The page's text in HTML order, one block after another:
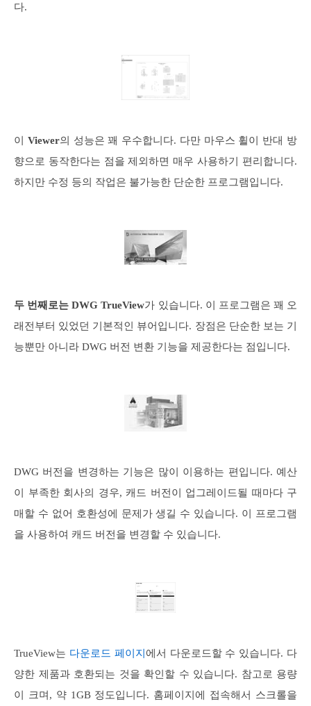
다.
이 Viewer의 성능은 꽤 우수합니다. 다만 마우스 휠이 반대 방
향으로 동작한다는 점을 제외하면 매우 사용하기 편리합니다.
하지만 수정 등의 작업은 불가능한 단순한 프로그램입니다.
두 번째로는 DWG TrueView가 있습니다. 이 프로그램은 꽤 오
래전부터 있었던 기본적인 뷰어입니다. 장점은 단순한 보는 기
능뿐만 아니라 DWG 버전 변환 기능을 제공한다는 점입니다.
DWG 버전을 변경하는 기능은 많이 이용하는 편입니다. 예산
이 부족한 회사의 경우, 캐드 버전이 업그레이드될 때마다 구
매할 수 없어 호환성에 문제가 생길 수 있습니다. 이 프로그램
을 사용하여 캐드 버전을 변경할 수 있습니다.
TrueView는 다운로드 페이지 에서 다운로드할 수 있습니다. 다
양한 제품과 호환되는 것을 확인할 수 있습니다. 참고로 용량
이 크며, 약 1GB 정도입니다. 홈페이지에 접속해서 스크롤을